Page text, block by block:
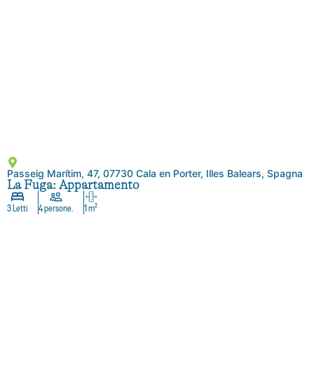
Passeig Marítim, 47, 07730 Cala en Porter, Illes Balears, Spagna
La Fuga: Appartamento
3 Letti 4 persone. 1 m²